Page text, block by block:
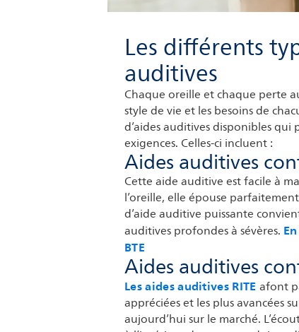
Les différents
auditives
Chaque oreille et chaque perte
style de vie et les besoins de
d’aides auditives disponibles
exigences. Celles-ci incluent :
Aides auditives
Cette aide auditive est facile à
l’oreille, elle épouse
d’aide auditive puissante
auditives profondes à sévères.
BTE
Aides auditives
Les aides auditives RITE afont
appréciées et les plus avancées
aujourd’hui sur le marché.